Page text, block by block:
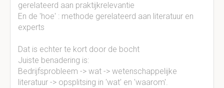
gerelateerd aan praktijkrelevantie
En de 'hoe' : methode gerelateerd aan literatuur en
experts
Dat is echter te kort door de bocht
Juiste benadering is:
Bedrijfsprobleem -> wat -> wetenschappelijke
literatuur -> opsplitsing in 'wat' en 'waarom'.